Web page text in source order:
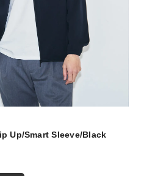
Up/Smart Sleeve/Black